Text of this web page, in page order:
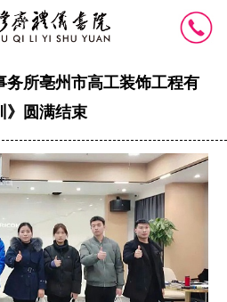
务所亳州市高工装饰工程有
》圆满结束